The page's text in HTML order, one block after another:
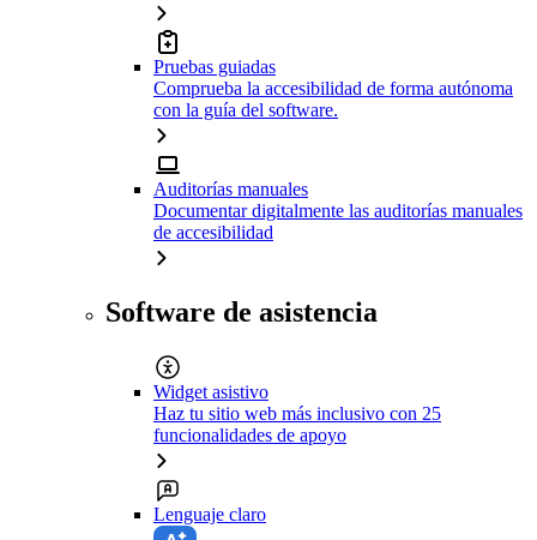
Pruebas guiadas
Comprueba la accesibilidad de forma autónoma
con la guía del software.
Auditorías manuales
Documentar digitalmente las auditorías manuales
de accesibilidad
Software de asistencia
Widget asistivo
Haz tu sitio web más inclusivo con 25
funcionalidades de apoyo
Lenguaje claro